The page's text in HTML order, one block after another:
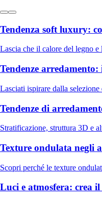
Tendenza soft luxury:
Lascia che il calore del legno e
Tendenze
Lasciati ispirare dalla
Tendenze di
Stratificazione, struttura 3D e
Texture ondulata negli
Scopri perché le texture
Luci e atmosfera: crea